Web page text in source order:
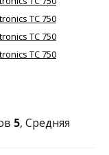
5, Средняя